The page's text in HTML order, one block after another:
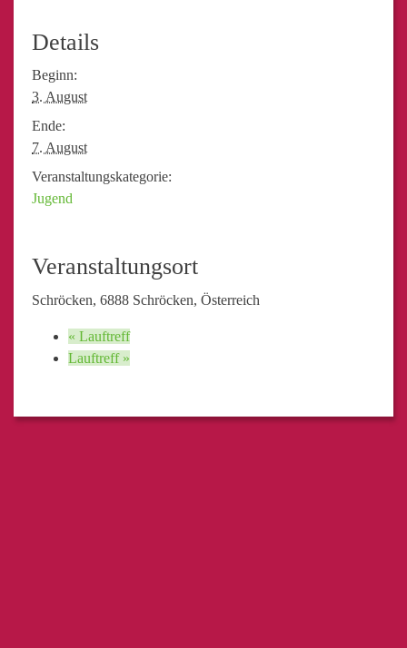
Details
Beginn:
3. August
Ende:
7. August
Veranstaltungskategorie:
Jugend
Veranstaltungsort
Schröcken, 6888 Schröcken, Österreich
« Lauftreff
Lauftreff »